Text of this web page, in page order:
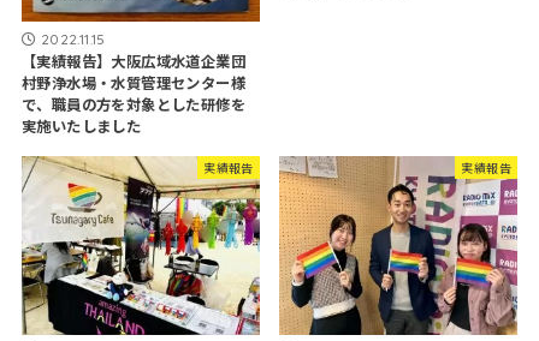
2022.11.15
【実績報告】大阪広域水道企業団
村野浄水場・水質管理センター様
で、職員の方を対象とした研修を
実施いたしました
実績報告 実績報告